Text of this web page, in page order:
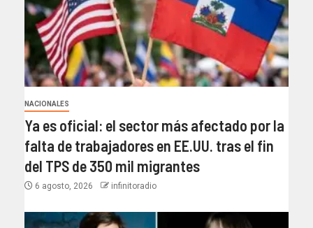
NACIONALES
Ya es oficial: el sector más afectado por la
falta de trabajadores en EE.UU. tras el fin
del TPS de 350 mil migrantes
6 agosto, 2026 infinitoradio